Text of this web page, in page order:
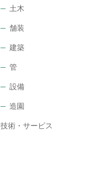
土木
舗装
建築
管
設備
造園
技術・サービス